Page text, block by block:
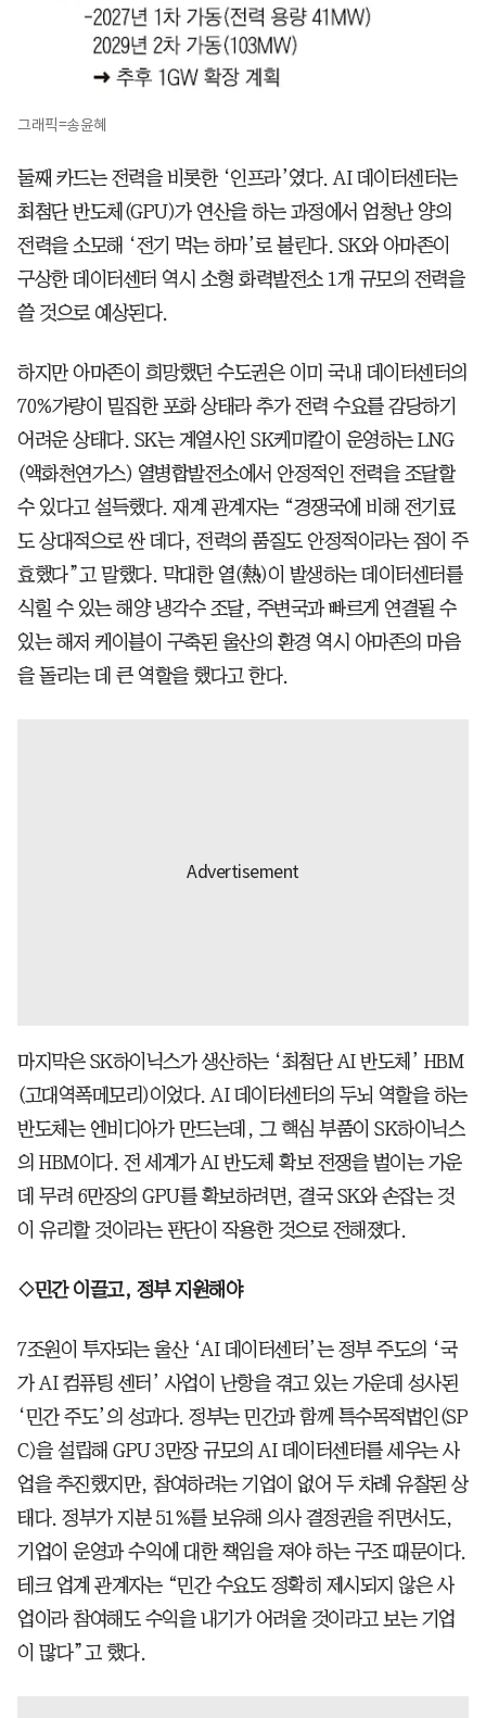
그래픽=송윤혜
둘째 카드는 전력을 비롯한 ‘인프라’였다. AI 데이터센터는
최첨단 반도체(GPU)가 연산을 하는 과정에서 엄청난 양의
전력을 소모해 ‘전기 먹는 하마’로 불린다. SK와 아마존이
구상한 데이터센터 역시 소형 화력발전소 1개 규모의 전력을
쓸 것으로 예상된다.
하지만 아마존이 희망했던 수도권은 이미 국내 데이터센터의
70%가량이 밀집한 포화 상태라 추가 전력 수요를 감당하기
어려운 상태다. SK는 계열사인 SK케미칼이 운영하는 LNG
(액화천연가스) 열병합발전소에서 안정적인 전력을 조달할
수 있다고 설득했다. 재계 관계자는 “경쟁국에 비해 전기료
도 상대적으로 싼 데다, 전력의 품질도 안정적이라는 점이 주
효했다”고 말했다. 막대한 열(熱)이 발생하는 데이터센터를
식힐 수 있는 해양 냉각수 조달, 주변국과 빠르게 연결될 수
있는 해저 케이블이 구축된 울산의 환경 역시 아마존의 마음
을 돌리는 데 큰 역할을 했다고 한다.
마지막은 SK하이닉스가 생산하는 ‘최첨단 AI 반도체’ HBM
(고대역폭메모리)이었다. AI 데이터센터의 두뇌 역할을 하는
반도체는 엔비디아가 만드는데, 그 핵심 부품이 SK하이닉스
의 HBM이다. 전 세계가 AI 반도체 확보 전쟁을 벌이는 가운
데 무려 6만장의 GPU를 확보하려면, 결국 SK와 손잡는 것
이 유리할 것이라는 판단이 작용한 것으로 전해졌다.
◇민간 이끌고, 정부 지원해야
7조원이 투자되는 울산 ‘AI 데이터센터’는 정부 주도의 ‘국
가 AI 컴퓨팅 센터’ 사업이 난항을 겪고 있는 가운데 성사된
‘민간 주도’의 성과다. 정부는 민간과 함께 특수목적법인(SP
C)을 설립해 GPU 3만장 규모의 AI 데이터센터를 세우는 사
업을 추진했지만, 참여하려는 기업이 없어 두 차례 유찰된 상
태다. 정부가 지분 51%를 보유해 의사 결정권을 쥐면서도,
기업이 운영과 수익에 대한 책임을 져야 하는 구조 때문이다.
테크 업계 관계자는 “민간 수요도 정확히 제시되지 않은 사
업이라 참여해도 수익을 내기가 어려울 것이라고 보는 기업
이 많다”고 했다.